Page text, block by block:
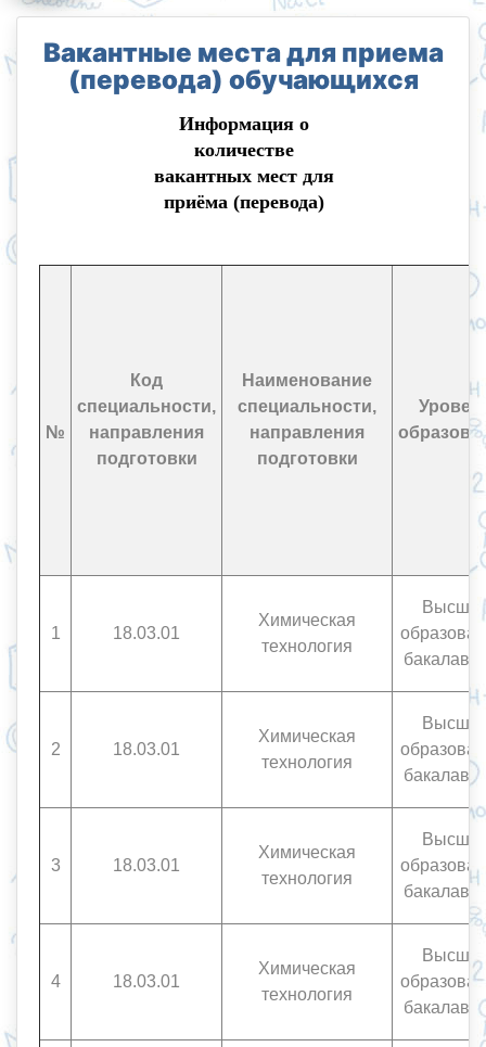
Вакантные места для приема
(перевода) обучающихся
Информация о
количестве
вакантных мест для
приёма (перевода)
№
Код
специальности,
направления
подготовки
Наименование
специальности,
направления
подготовки
1 18.03.01
Химическая
технология
2 18.03.01
Химическая
технология
3 18.03.01
Химическая
технология
4 18.03.01
Химическая
технология